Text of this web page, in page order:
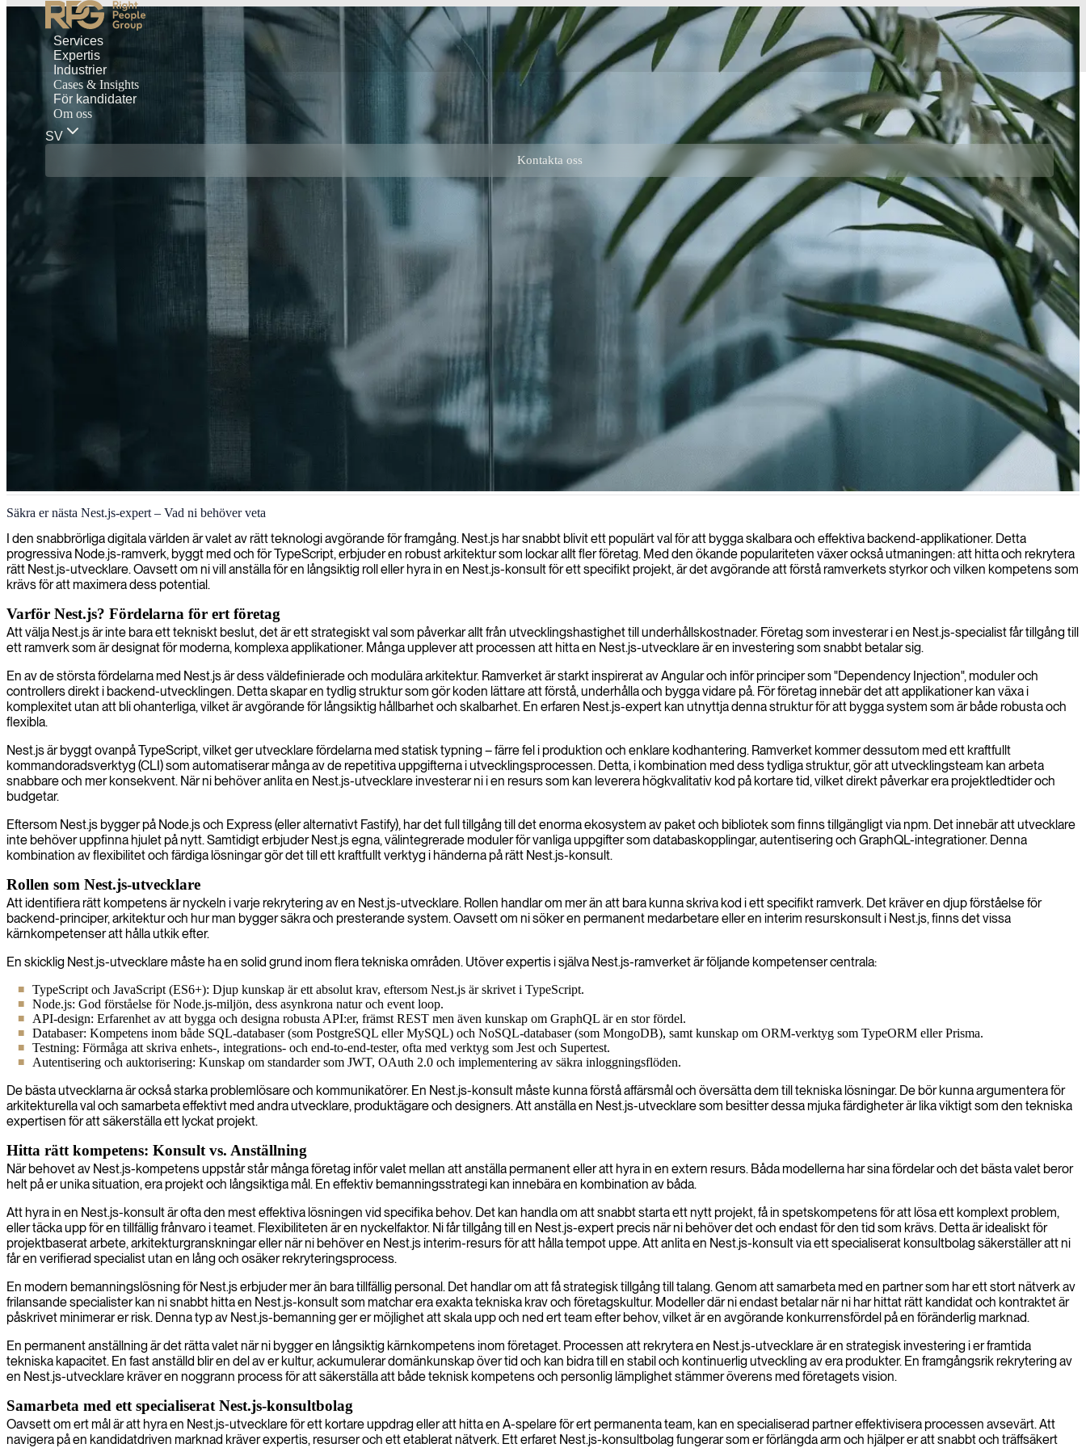
Services
Expertis
Industrier
Cases & Insights
För kandidater
Om oss
SV
Kontakta oss
NestJS-backendsutveckling
Vi tillhandahåller erfarna Nest.js-utvecklare som bygger skalbara, underhållbara serverapplikationer med hjälp av TypeScripts moderna arkitektur och modulära designprinciper.
Säkra er nästa Nest.js-expert – Vad ni behöver veta
I den snabbrörliga digitala världen är valet av rätt teknologi avgörande för framgång. Nest.js har snabbt blivit ett populärt val för att bygga skalbara och effektiva backend-applikationer. Detta
progressiva Node.js-ramverk, byggt med och för TypeScript, erbjuder en robust arkitektur som lockar allt fler företag. Med den ökande populariteten växer också utmaningen: att hitta och rekrytera
rätt Nest.js-utvecklare. Oavsett om ni vill anställa för en långsiktig roll eller hyra in en Nest.js-konsult för ett specifikt projekt, är det avgörande att förstå ramverkets styrkor och vilken kompetens som
krävs för att maximera dess potential.
Varför Nest.js? Fördelarna för ert företag
Att välja Nest.js är inte bara ett tekniskt beslut, det är ett strategiskt val som påverkar allt från utvecklingshastighet till underhållskostnader. Företag som investerar i en Nest.js-specialist får tillgång till
ett ramverk som är designat för moderna, komplexa applikationer. Många upplever att processen att hitta en Nest.js-utvecklare är en investering som snabbt betalar sig.
En av de största fördelarna med Nest.js är dess väldefinierade och modulära arkitektur. Ramverket är starkt inspirerat av Angular och inför principer som "Dependency Injection", moduler och
controllers direkt i backend-utvecklingen. Detta skapar en tydlig struktur som gör koden lättare att förstå, underhålla och bygga vidare på. För företag innebär det att applikationer kan växa i
komplexitet utan att bli ohanterliga, vilket är avgörande för långsiktig hållbarhet och skalbarhet. En erfaren Nest.js-expert kan utnyttja denna struktur för att bygga system som är både robusta och
flexibla.
Nest.js är byggt ovanpå TypeScript, vilket ger utvecklare fördelarna med statisk typning – färre fel i produktion och enklare kodhantering. Ramverket kommer dessutom med ett kraftfullt
kommandoradsverktyg (CLI) som automatiserar många av de repetitiva uppgifterna i utvecklingsprocessen. Detta, i kombination med dess tydliga struktur, gör att utvecklingsteam kan arbeta
snabbare och mer konsekvent. När ni behöver anlita en Nest.js-utvecklare investerar ni i en resurs som kan leverera högkvalitativ kod på kortare tid, vilket direkt påverkar era projektledtider och
budgetar.
Eftersom Nest.js bygger på Node.js och Express (eller alternativt Fastify), har det full tillgång till det enorma ekosystem av paket och bibliotek som finns tillgängligt via npm. Det innebär att utvecklare
inte behöver uppfinna hjulet på nytt. Samtidigt erbjuder Nest.js egna, välintegrerade moduler för vanliga uppgifter som databaskopplingar, autentisering och GraphQL-integrationer. Denna
kombination av flexibilitet och färdiga lösningar gör det till ett kraftfullt verktyg i händerna på rätt Nest.js-konsult.
Rollen som Nest.js-utvecklare
Att identifiera rätt kompetens är nyckeln i varje rekrytering av en Nest.js-utvecklare. Rollen handlar om mer än att bara kunna skriva kod i ett specifikt ramverk. Det kräver en djup förståelse för
backend-principer, arkitektur och hur man bygger säkra och presterande system. Oavsett om ni söker en permanent medarbetare eller en interim resurskonsult i Nest.js, finns det vissa
kärnkompetenser att hålla utkik efter.
En skicklig Nest.js-utvecklare måste ha en solid grund inom flera tekniska områden. Utöver expertis i själva Nest.js-ramverket är följande kompetenser centrala:
TypeScript och JavaScript (ES6+): Djup kunskap är ett absolut krav, eftersom Nest.js är skrivet i TypeScript.
Node.js: God förståelse för Node.js-miljön, dess asynkrona natur och event loop.
API-design: Erfarenhet av att bygga och designa robusta API:er, främst REST men även kunskap om GraphQL är en stor fördel.
Databaser: Kompetens inom både SQL-databaser (som PostgreSQL eller MySQL) och NoSQL-databaser (som MongoDB), samt kunskap om ORM-verktyg som TypeORM eller Prisma.
Testning: Förmåga att skriva enhets-, integrations- och end-to-end-tester, ofta med verktyg som Jest och Supertest.
Autentisering och auktorisering: Kunskap om standarder som JWT, OAuth 2.0 och implementering av säkra inloggningsflöden.
De bästa utvecklarna är också starka problemlösare och kommunikatörer. En Nest.js-konsult måste kunna förstå affärsmål och översätta dem till tekniska lösningar. De bör kunna argumentera för
arkitekturella val och samarbeta effektivt med andra utvecklare, produktägare och designers. Att anställa en Nest.js-utvecklare som besitter dessa mjuka färdigheter är lika viktigt som den tekniska
expertisen för att säkerställa ett lyckat projekt.
Hitta rätt kompetens: Konsult vs. Anställning
När behovet av Nest.js-kompetens uppstår står många företag inför valet mellan att anställa permanent eller att hyra in en extern resurs. Båda modellerna har sina fördelar och det bästa valet beror
helt på er unika situation, era projekt och långsiktiga mål. En effektiv bemanningsstrategi kan innebära en kombination av båda.
Att hyra in en Nest.js-konsult är ofta den mest effektiva lösningen vid specifika behov. Det kan handla om att snabbt starta ett nytt projekt, få in spetskompetens för att lösa ett komplext problem,
eller täcka upp för en tillfällig frånvaro i teamet. Flexibiliteten är en nyckelfaktor. Ni får tillgång till en Nest.js-expert precis när ni behöver det och endast för den tid som krävs. Detta är idealiskt för
projektbaserat arbete, arkitekturgranskningar eller när ni behöver en Nest.js interim-resurs för att hålla tempot uppe. Att anlita en Nest.js-konsult via ett specialiserat konsultbolag säkerställer att ni
får en verifierad specialist utan en lång och osäker rekryteringsprocess.
En modern bemanningslösning för Nest.js erbjuder mer än bara tillfällig personal. Det handlar om att få strategisk tillgång till talang. Genom att samarbeta med en partner som har ett stort nätverk av
frilansande specialister kan ni snabbt hitta en Nest.js-konsult som matchar era exakta tekniska krav och företagskultur. Modeller där ni endast betalar när ni har hittat rätt kandidat och kontraktet är
påskrivet minimerar er risk. Denna typ av Nest.js-bemanning ger er möjlighet att skala upp och ned ert team efter behov, vilket är en avgörande konkurrensfördel på en föränderlig marknad.
En permanent anställning är det rätta valet när ni bygger en långsiktig kärnkompetens inom företaget. Processen att rekrytera en Nest.js-utvecklare är en strategisk investering i er framtida
tekniska kapacitet. En fast anställd blir en del av er kultur, ackumulerar domänkunskap över tid och kan bidra till en stabil och kontinuerlig utveckling av era produkter. En framgångsrik rekrytering av
en Nest.js-utvecklare kräver en noggrann process för att säkerställa att både teknisk kompetens och personlig lämplighet stämmer överens med företagets vision.
Samarbeta med ett specialiserat Nest.js-konsultbolag
Oavsett om ert mål är att hyra en Nest.js-utvecklare för ett kortare uppdrag eller att hitta en A-spelare för ert permanenta team, kan en specialiserad partner effektivisera processen avsevärt. Att
navigera på en kandidatdriven marknad kräver expertis, resurser och ett etablerat nätverk. Ett erfaret Nest.js-konsultbolag fungerar som er förlängda arm och hjälper er att snabbt och träffsäkert